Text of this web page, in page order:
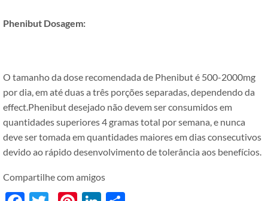
Phenibut Dosagem:
O tamanho da dose recomendada de Phenibut é 500-2000mg
por dia, em até duas a três porções separadas, dependendo da
effect.Phenibut desejado não devem ser consumidos em
quantidades superiores 4 gramas total por semana, e nunca
deve ser tomada em quantidades maiores em dias consecutivos
devido ao rápido desenvolvimento de tolerância aos benefícios.
Compartilhe com amigos